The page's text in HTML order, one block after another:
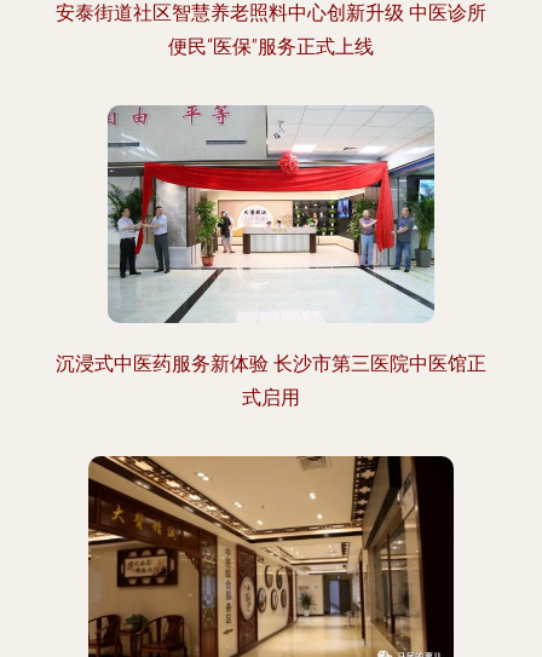
安泰街道社区智慧养老照料中心创新升级 中医诊所
便民“医保”服务正式上线
沉浸式中医药服务新体验 长沙市第三医院中医馆正
式启用